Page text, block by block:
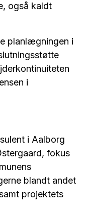
også kaldt
planlægningen i
i
i Aalborg
fokus
blandt andet
projektets